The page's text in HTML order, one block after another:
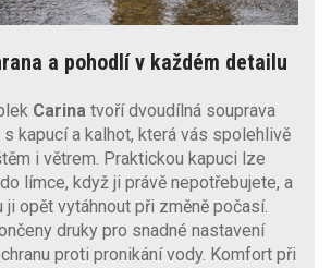
a pohodlí v každém detailu
Carina tvoří dvoudílná souprava
kapucí a kalhot, která vás spolehlivě
i větrem. Praktickou kapuci lze
límce, když ji právě nepotřebujete, a
ji opět vytáhnout při změně počasí.
druky pro snadné nastavení
proti pronikání vody. Komfort při